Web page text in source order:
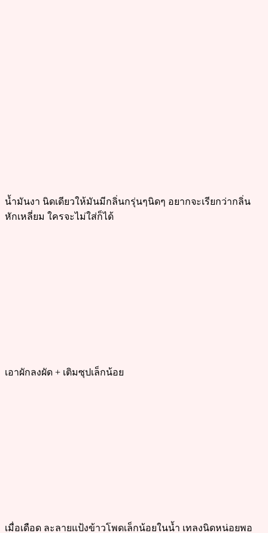
น้ำมันงา นิดเดียวให้มันมีกลิ่นกรุ่นๆนิดๆ อยากจะเรียกว่ากลิ่น
หักเหลี่ยม ใครจะไม่ใส่ก็ได้
เอาผักลงผัด + เติมซุปเล็กน้อย
เมื่อเดือด ละลายแป้งข้าวโพดเล็กน้อยในน้ำ เทลงนิดหน่อยพอ